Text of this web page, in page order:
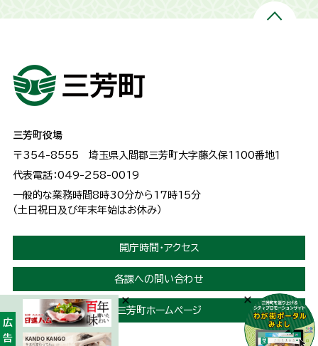
三芳町役場
〒354-8555 埼玉県入間郡三芳町大字藤久保1100番地１
代表電話：049-258-0019
一般的な業務時間8時30分から17時15分
（土日祝日及び年末年始はお休み）
開庁時間・アクセス
各課への問い合わせ
三芳町ホームページ
広告